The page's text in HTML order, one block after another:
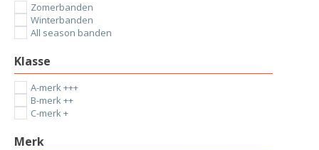
Zomerbanden
Winterbanden
All season banden
Klasse
A-merk +++
B-merk ++
C-merk +
Merk